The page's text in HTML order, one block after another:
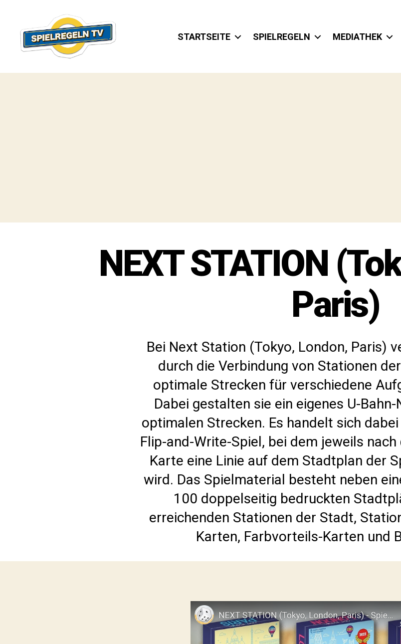
TV
STARTSEITE SPIELREGELN MEDIATHEK
NEXT STATION
Paris)
Bei Next Station (Tokyo, London, Paris)
durch die Verbindung von Stationen
optimale Strecken für verschiedene
Dabei gestalten sie ein eigenes U-
optimalen Strecken. Es handelt sich
Flip-and-Write-Spiel, bei dem jeweils
Karte eine Linie auf dem Stadtplan der
wird. Das Spielmaterial besteht neben
100 doppelseitig bedruckten
erreichenden Stationen der Stadt,
Karten, Farbvorteils-Karten und